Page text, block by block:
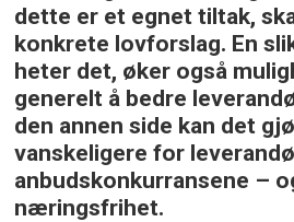
dette er et egnet tiltak,
konkrete lovforslag. En
heter det, øker også
generelt å bedre
den annen side kan det
vanskeligere for
anbudskonkurransene –
næringsfrihet.